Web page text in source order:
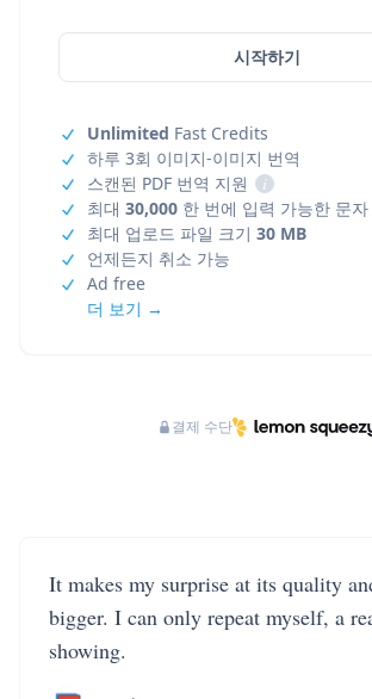
시작하기
Unlimited Fast Credits
하루 3회 이미지-이미지 번역
스캔된 PDF 번역 지원
i
최대 30,000 한 번에 입력 가능한 문자
최대 업로드 파일 크기 30 MB
언제든지 취소 가능
Ad free
더 보기 →
결제 수단
It makes my surprise at its quality
bigger. I can only repeat myself, a
showing.